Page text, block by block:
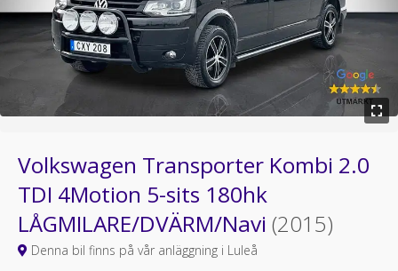
Volkswagen Transporter Kombi 2.0
TDI 4Motion 5-sits 180hk
LÅGMILARE/DVÄRM/Navi (2015)
Denna bil finns på vår anläggning i Luleå